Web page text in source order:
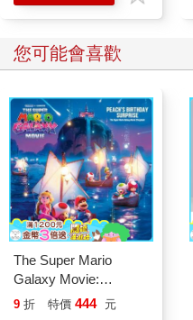
您可能會喜歡
The Super Mario
Galaxy Movie:
Peach`s Birthday
9 折 特價 444 元